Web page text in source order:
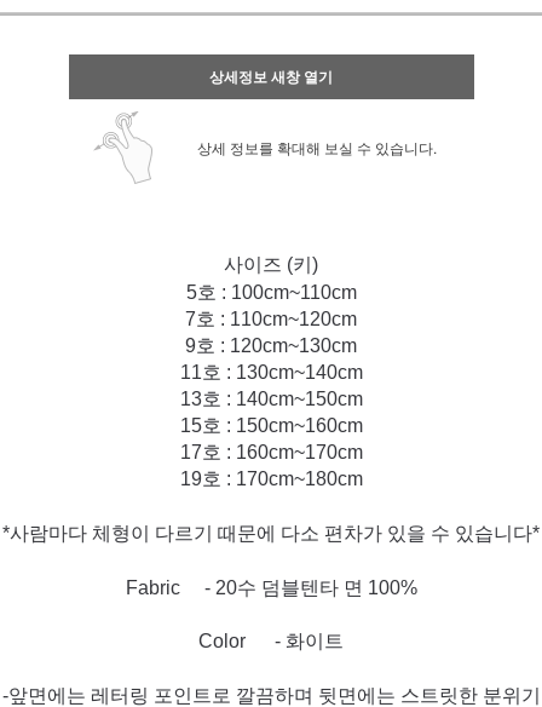
상세정보 새창 열기
상세 정보를 확대해 보실 수 있습니다.
사이즈 (키)
5호 : 100cm~110cm
7호 : 110cm~120cm
9호 : 120cm~130cm
11호 : 130cm~140cm
13호 : 140cm~150cm
15호 : 150cm~160cm
17호 : 160cm~170cm
19호 : 170cm~180cm
*사람마다 체형이 다르기 때문에 다소 편차가 있을 수 있습니다*
Fabric - 20수 덤블텐타 면 100%
Color - 화이트
-앞면에는 레터링 포인트로 깔끔하며 뒷면에는 스트릿한 분위기